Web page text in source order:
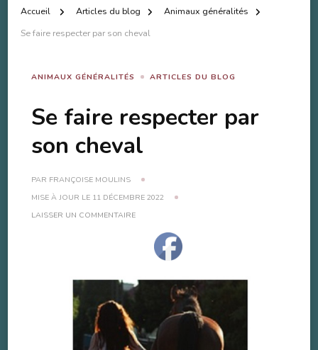
Accueil Articles du blog
Animaux généralités
Se faire respecter par son cheval
ANIMAUX GÉNÉRALITÉS ARTICLES DU BLOG
Se faire respecter par
son cheval
PAR FRANÇOISE MOULINS
MISE À JOUR LE 11 DÉCEMBRE 2022
LAISSER UN COMMENTAIRESUR
RESPECTER
CHEVAL